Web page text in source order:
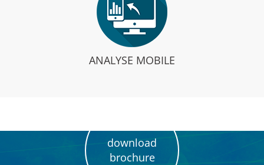
ANALYSE MOBILE
download
brochure